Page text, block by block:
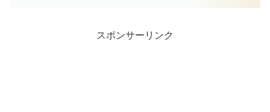
わた旅のことがわかりますよ。
スポンサーリンク